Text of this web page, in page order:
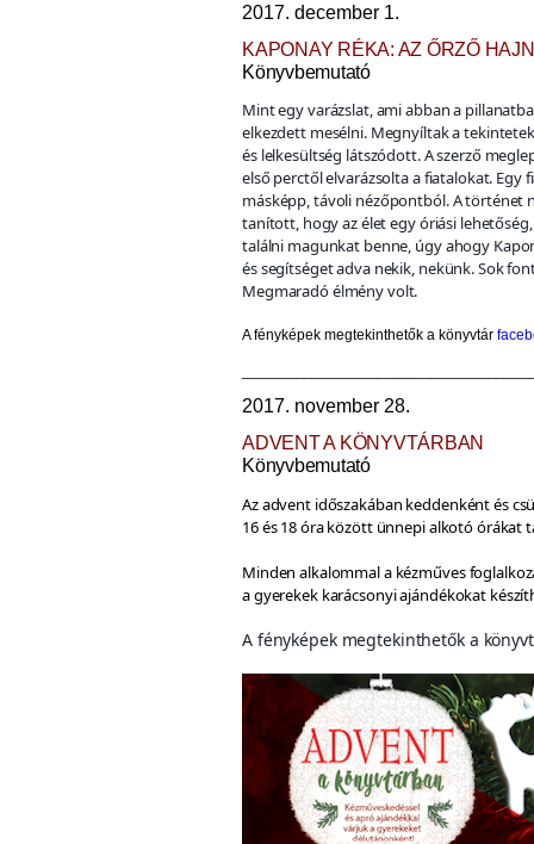
2017. december 1.
KAPONAY RÉKA: AZ ŐRZŐ
Könyvbemutató
Mint egy varázslat, ami abban a
elkezdett mesélni. Megnyíltak a
és lelkesültség látszódott. A szerző
első perctől elvarázsolta a fiatalokat. Egy
másképp, távoli nézőpontból. A történet
tanított, hogy az élet egy óriási
találni magunkat benne, úgy ahogy
és segítséget adva nekik, nekünk. Sok
Megmaradó élmény volt.
A fényképek megtekinthetők a könyvtár
2017. november 28.
ADVENT A KÖNYVTÁRBAN
Könyvbemutató
Az advent időszakában keddenként és
16 és 18 óra között ünnepi alkotó órákat
Minden alkalommal a kézműves
a gyerekek karácsonyi ajándékokat
A fényképek megtekinthetők a